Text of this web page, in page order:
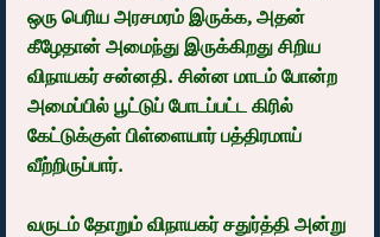
ஒரு பெரிய அரசமரம் இருக்க, அதன்
கீழேதான் அமைந்து இருக்கிறது சிறிய
விநாயகர் சன்னதி. சின்ன மாடம் போன்ற
அமைப்பில் பூட்டுப் போடப்பட்ட கிரில்
கேட்டுக்குள் பிள்ளையார் பத்திரமாய்
வீற்றிருப்பார்.
வருடம் தோறும் விநாயகர் சதுர்த்தி அன்று